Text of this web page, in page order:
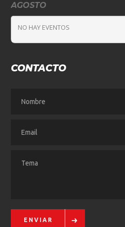
AGOSTO
NO HAY EVENTOS
CONTACTO
ENVIAR